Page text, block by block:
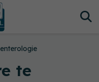
te